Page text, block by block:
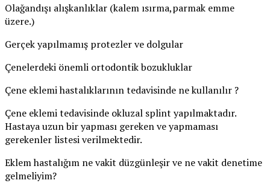
Olağandışı alışkanlıklar (kalem ısırma,parmak emme
üzere.)
Gerçek yapılmamış protezler ve dolgular
Çenelerdeki önemli ortodontik bozukluklar
Çene eklemi hastalıklarının tedavisinde ne kullanılır ?
Çene eklemi tedavisinde okluzal splint yapılmaktadır.
Hastaya uzun bir yapması gereken ve yapmaması
gerekenler listesi verilmektedir.
Eklem hastalığım ne vakit düzgünleşir ve ne vakit denetime
gelmeliyim?